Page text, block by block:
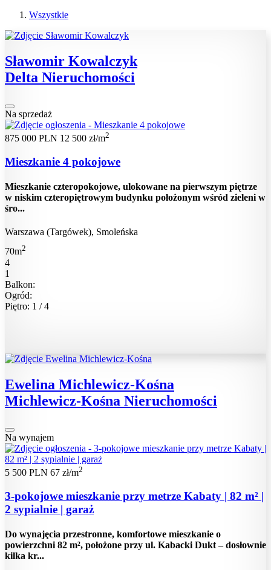
Wszystkie
Sławomir Kowalczyk
Delta Nieruchomości
Na sprzedaż
875 000 PLN 12 500 zł/m2
Mieszkanie 4 pokojowe
Mieszkanie czteropokojowe, ulokowane na pierwszym piętrze
w niskim czteropiętrowym budynku położonym wśród zieleni w
śro...
Warszawa (Targówek), Smoleńska
70m2
4
1
Balkon:
Ogród:
Piętro: 1 / 4
Ewelina Michlewicz-Kośna
Michlewicz-Kośna Nieruchomości
Na wynajem
5 500 PLN 67 zł/m2
3-pokojowe mieszkanie przy metrze Kabaty | 82 m² |
2 sypialnie | garaż
Do wynajęcia przestronne, komfortowe mieszkanie o
powierzchni 82 m², położone przy ul. Kabacki Dukt – dosłownie
kilka kr...